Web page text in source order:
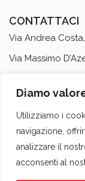
Diamo
Utilizziamo i
navigazione,
analizzare il
acconsenti al
CONTATTACI
Via Andrea
Via Massimo
Bologna
+39 051 431895
Immobili